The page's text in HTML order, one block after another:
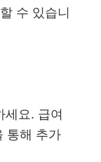
수 있습니
세요. 급여
통해 추가